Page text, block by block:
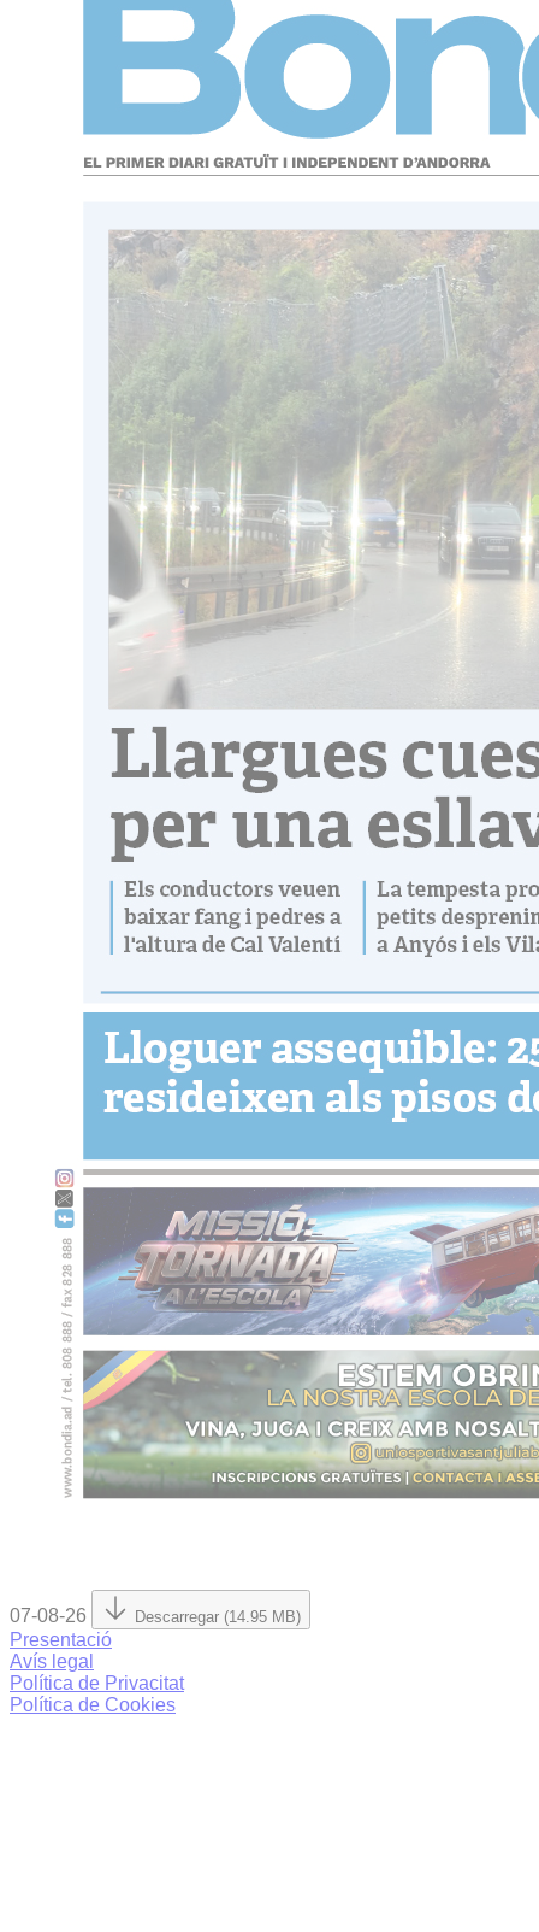
07-08-26 Descarregar (14.95 MB)
Presentació
Avís legal
Política de Privacitat
Política de Cookies